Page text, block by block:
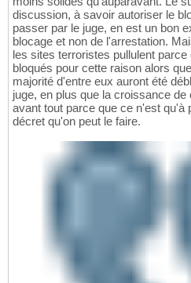
discussion, à savoir autoriser le
passer par le juge, en est un bon
blocage et non de l'arrestation.
les sites terroristes pullulent
bloqués pour cette raison alors
majorité d'entre eux auront été
juge, en plus que la croissance
avant tout parce que ce n'est qu'à
décret qu'on peut le faire.